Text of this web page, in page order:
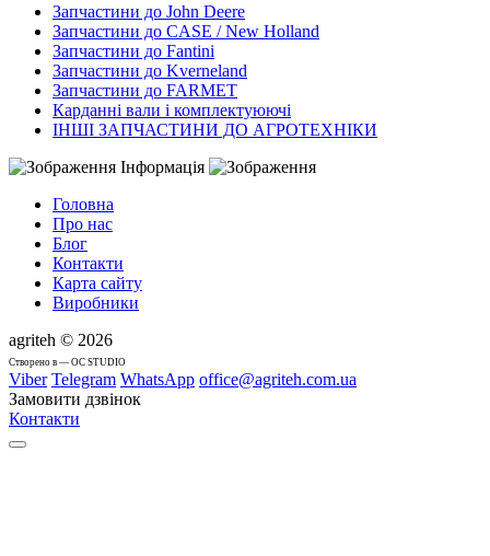
Запчастини до John Deere
Запчастини до CASE / New Holland
Запчастини до Fantini
Запчастини до Kverneland
Запчастини до FARMET
Карданні вали і комплектуюючі
ІНШІ ЗАПЧАСТИНИ ДО АГРОТЕХНІКИ
Інформація
Головна
Про нас
Блог
Контакти
Карта сайту
Виробники
agriteh © 2026
Cтворено в — OC STUDIO
Viber Telegram WhatsApp office@agriteh.com.ua
Замовити дзвінок
Контакти